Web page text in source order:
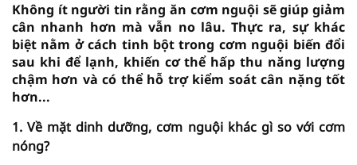
Không ít người tin rằng ăn cơm nguội sẽ giúp giảm
cân nhanh hơn mà vẫn no lâu. Thực ra, sự khác
biệt nằm ở cách tinh bột trong cơm nguội biến đổi
sau khi để lạnh, khiến cơ thể hấp thu năng lượng
chậm hơn và có thể hỗ trợ kiểm soát cân nặng tốt
hơn...
1. Về mặt dinh dưỡng, cơm nguội khác gì so với cơm
nóng?